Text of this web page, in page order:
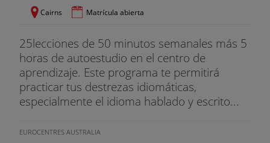
Cairns Matrícula abierta
25lecciones de 50 minutos semanales más 5
horas de autoestudio en el centro de
aprendizaje. Este programa te permitirá
practicar tus destrezas idiomáticas,
especialmente el idioma hablado y escrito...
EUROCENTRES AUSTRALIA